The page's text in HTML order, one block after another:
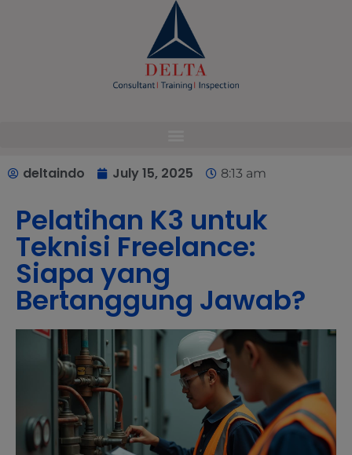
deltaindo July 15, 2025 8:13 am
Pelatihan K3 untuk
Teknisi Freelance:
Siapa yang
Bertanggung Jawab?
modal-check